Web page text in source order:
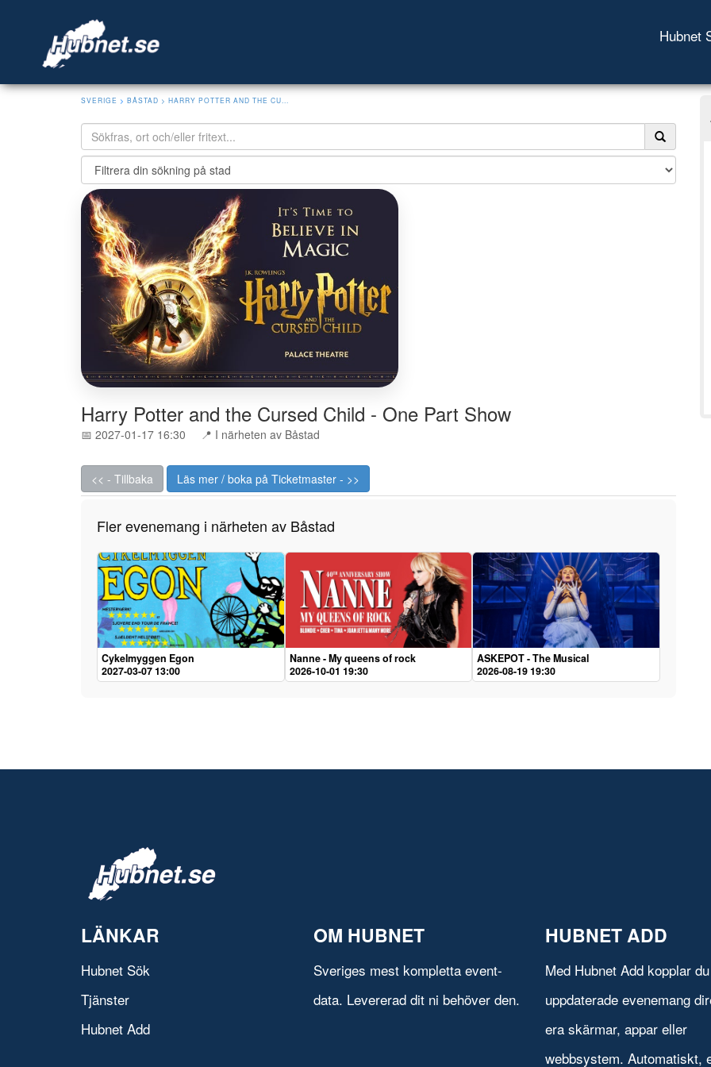
Hubnet
SVERIGE > BÅSTAD > HARRY POTTER AND THE CU...
Harry Potter and the Cursed Child - One Part Show
📅 2027-01-17 16:30 📍 I närheten av Båstad
<< - Tillbaka Läs mer / boka på Ticketmaster - >>
Fler evenemang i närheten av Båstad
Cykelmyggen Egon
2027-03-07 13:00
Nanne - My queens of rock
2026-10-01 19:30
ASKEPOT - The Musical
2026-08-19 19:30
LÄNKAR
Hubnet Sök
Tjänster
Hubnet Add
OM HUBNET
Sveriges mest kompletta event-
data. Levererad dit ni behöver den.
HUBNET ADD
Med Hubnet Add kopplar
uppdaterade evenemang
era skärmar, appar eller
webbsystem. Automatiskt,